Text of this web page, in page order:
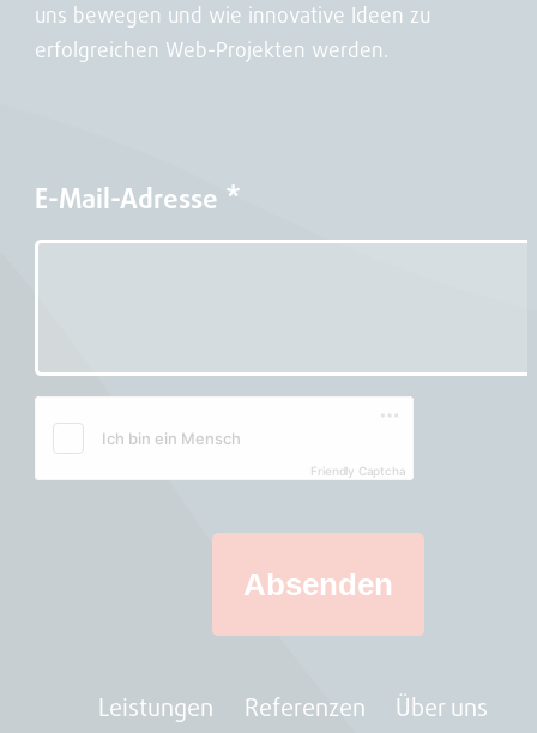
uns bewegen und wie innovative Ideen zu
erfolgreichen Web-Projekten werden.
E-Mail-Adresse *
Friendly Captcha
Absenden
Leistungen Referenzen Über uns